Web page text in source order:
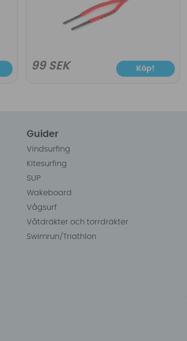
99 SEK Köp!
Guider
Vindsurfing
Kitesurfing
SUP
Wakeboard
Vågsurf
Våtdräkter och torrdräkter
Swimrun/Triathlon